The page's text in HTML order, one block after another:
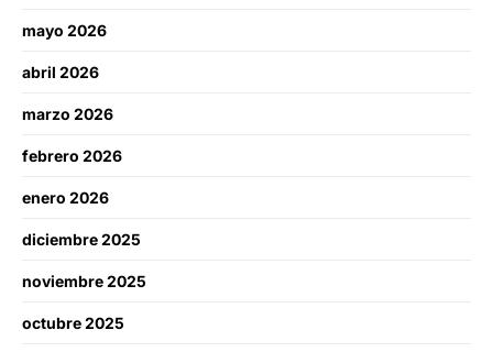
mayo 2026
abril 2026
marzo 2026
febrero 2026
enero 2026
diciembre 2025
noviembre 2025
octubre 2025